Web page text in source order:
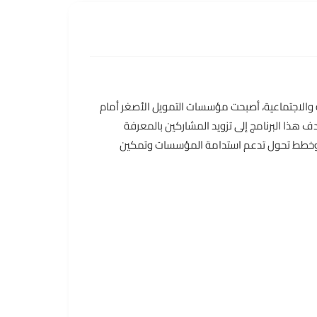
والاجتماعية، أصبحت مؤسسات التمويل الأصغر أمام
هذا البرنامج إلى تزويد المشاركين بالمعرفة
وخطط تحول تدعم استدامة المؤسسات وتمكين